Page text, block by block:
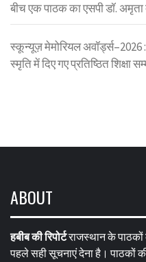
बीच एक पाठक का एसपी डॉ.
स्कून्यूज़ मेमोरियल अवॉर्ड्स–2026
स्मृति में दिए गए प्रतिष्ठित शिक्षा
ABOUT
हबीब की रिपोर्टराजस्थान के
पहले सही सूचनाएं देना है। पाठकों